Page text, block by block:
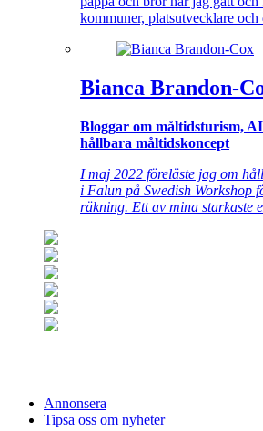
kommuner, platsutvecklare och
Bianca Brandon-
Bloggar om måltidsturism,
hållbara måltidskoncept
I maj 2022 föreläste jag om
i Falun på Swedish Workshop
räkning. Ett av mina starkaste
Annonsera
Tipsa oss om nyheter